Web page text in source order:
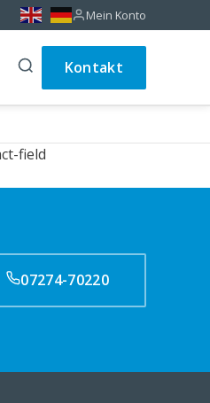
Mein Konto
Kontakt
field
07274-70220